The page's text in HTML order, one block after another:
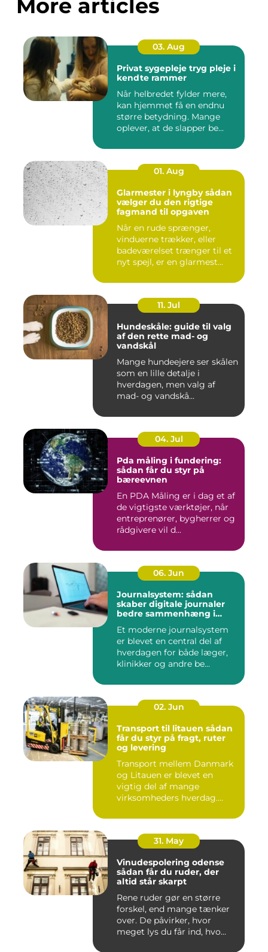
More articles
03. Aug
Privat sygepleje tryg pleje i
kendte rammer
Når helbredet fylder mere,
kan hjemmet få en endnu
større betydning. Mange
oplever, at de slapper be...
01. Aug
Glarmester i lyngby sådan
vælger du den rigtige
fagmand til opgaven
Når en rude sprænger,
vinduerne trækker, eller
badeværelset trænger til et
nyt spejl, er en glarmest...
11. Jul
Hundeskåle: guide til valg
af den rette mad- og
vandskål
Mange hundeejere ser skålen
som en lille detalje i
hverdagen, men valg af
mad- og vandskå...
04. Jul
Pda måling i fundering:
sådan får du styr på
bæreevnen
En PDA Måling er i dag et af
de vigtigste værktøjer, når
entreprenører, bygherrer og
rådgivere vil d...
06. Jun
Journalsystem: sådan
skaber digitale journaler
bedre sammenhæng i
Et moderne journalsystem
er blevet en central del af
hverdagen for både læger,
klinikker og andre be...
02. Jun
Transport til litauen sådan
får du styr på fragt, ruter
og levering
Transport mellem Danmark
og Litauen er blevet en
vigtig del af mange
virksomheders hverdag.
31. May
Vinudespolering odense
sådan får du ruder, der
altid står skarpt
Rene ruder gør en større
forskel, end mange tænker
over. De påvirker, hvor
meget lys du får ind, hvo...